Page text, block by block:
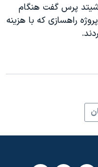
پرس گفت هنگام
راهسازی که با هزینه